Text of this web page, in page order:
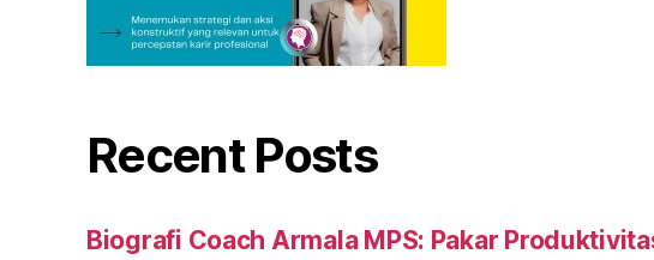
Recent Posts
Biografi Coach Armala MPS: Pakar